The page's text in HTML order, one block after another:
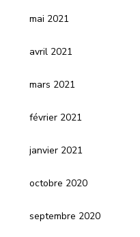
mai 2021
avril 2021
mars 2021
février 2021
janvier 2021
octobre 2020
septembre 2020